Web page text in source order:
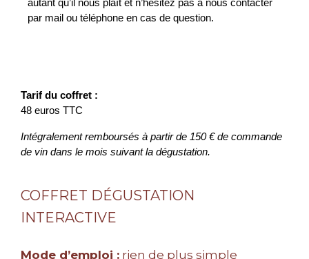
autant qu’il nous plaît et n’hésitez pas à nous contacter
par mail ou téléphone en cas de question.
Tarif du coffret :
48 euros TTC
Intégralement remboursés à partir de 150 € de commande
de vin dans le mois suivant la dégustation.
COFFRET DÉGUSTATION
INTERACTIVE
Mode d’emploi : rien de plus simple